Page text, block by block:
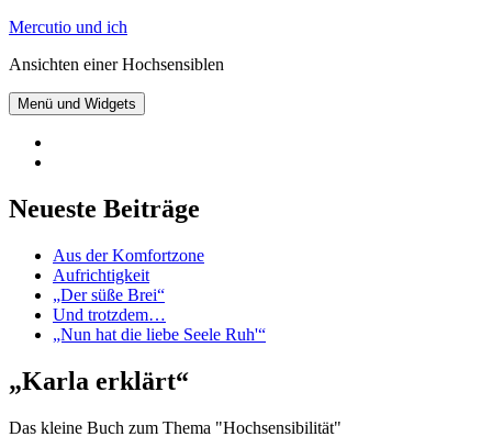
Zum
springen
Mercutio und ich
Ansichten einer Hochsensiblen
Menü und Widgets
Neueste Beiträge
Aus der Komfortzone
Aufrichtigkeit
„Der süße Brei“
Und trotzdem…
„Nun hat die liebe Seele Ruh'“
„Karla erklärt“
Das kleine Buch zum Thema "Hochsensibilität"